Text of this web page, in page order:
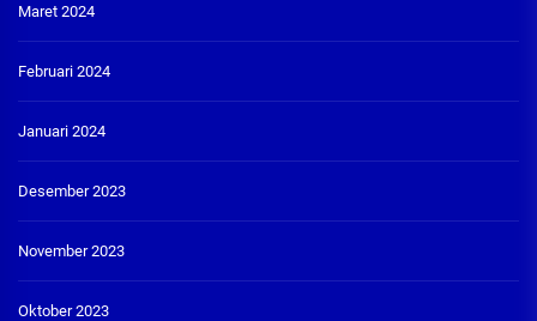
Maret 2024
Februari 2024
Januari 2024
Desember 2023
November 2023
Oktober 2023